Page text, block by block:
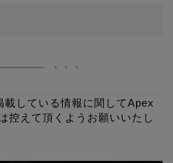
載している情報に関してApex
控えて頂くようお願いいたし